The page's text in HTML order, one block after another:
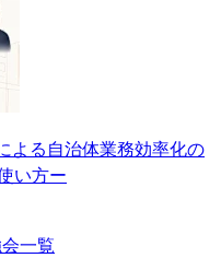
よる自治体業務効率化の
い方ー
一覧